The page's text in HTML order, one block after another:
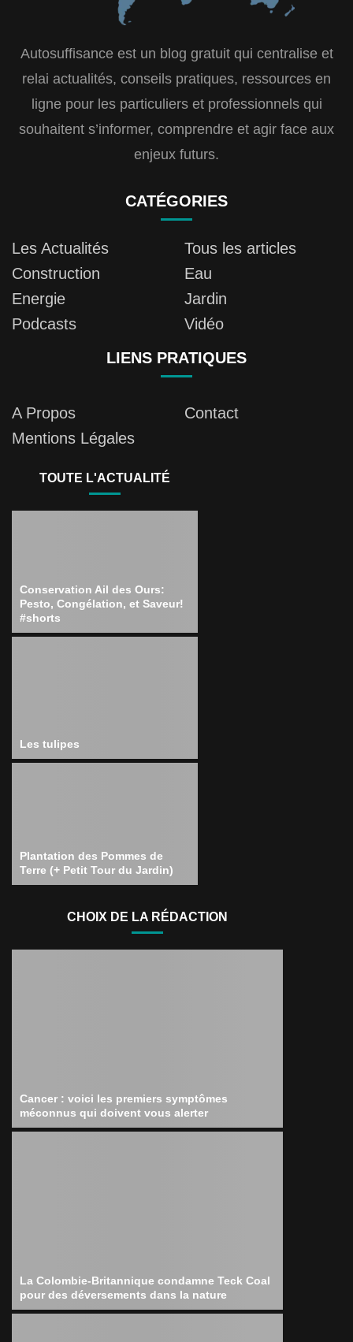
Autosuffisance est un blog gratuit qui centralise et
relai actualités, conseils pratiques, ressources en
ligne pour les particuliers et professionnels qui
souhaitent s’informer, comprendre et agir face aux
enjeux futurs.
CATÉGORIES
Les Actualités
Tous les articles
Construction
Eau
Energie
Jardin
Podcasts
Vidéo
LIENS PRATIQUES
A Propos
Contact
Mentions Légales
TOUTE L'ACTUALITÉ
Conservation Ail des Ours:
Pesto, Congélation, et Saveur!
#shorts
Les tulipes
Plantation des Pommes de
Terre (+ Petit Tour du Jardin)
CHOIX DE LA RÉDACTION
Cancer : voici les premiers symptômes
méconnus qui doivent vous alerter
La Colombie-Britannique condamne Teck Coal
pour des déversements dans la nature